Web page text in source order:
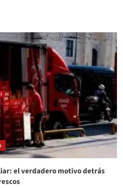
el verdadero motivo detrás